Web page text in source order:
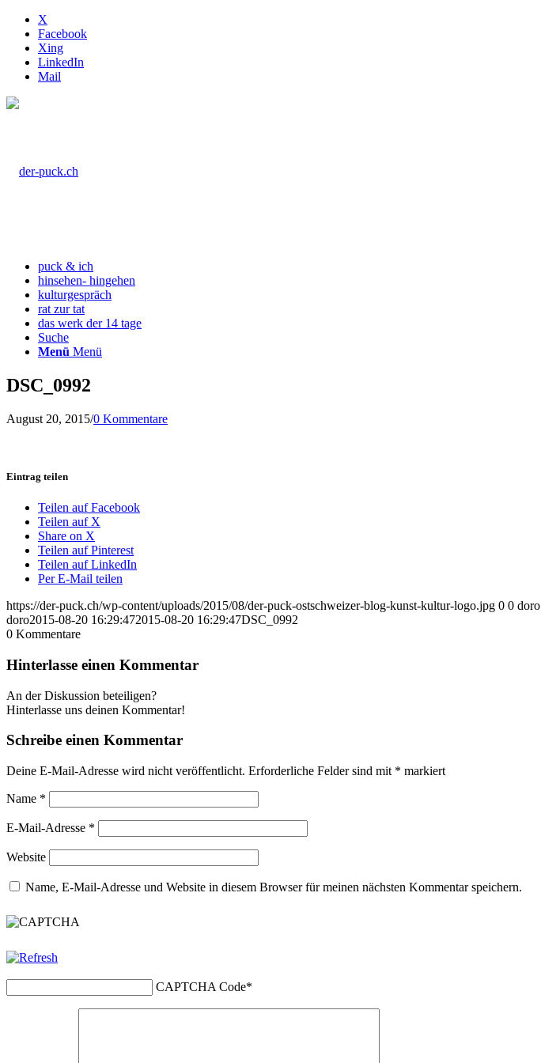
X
Facebook
Xing
LinkedIn
Mail
puck & ich
hinsehen- hingehen
kulturgespräch
rat zur tat
das werk der 14 tage
Suche
Menü Menü
DSC_0992
August 20, 2015/0 Kommentare
Eintrag teilen
Teilen auf Facebook
Teilen auf X
Share on X
Teilen auf Pinterest
Teilen auf LinkedIn
Per E-Mail teilen
https://der-puck.ch/wp-content/uploads/2015/08/der-puck-ostschweizer-blog-kunst-kultur-logo.jpg 0 0 doro
doro2015-08-20 16:29:472015-08-20 16:29:47DSC_0992
0 Kommentare
Hinterlasse einen Kommentar
An der Diskussion beteiligen?
Hinterlasse uns deinen Kommentar!
Schreibe einen Kommentar
Deine E-Mail-Adresse wird nicht veröffentlicht. Erforderliche Felder sind mit * markiert
Name *
E-Mail-Adresse *
Website
Name, E-Mail-Adresse und Website in diesem Browser für meinen nächsten Kommentar speichern.
CAPTCHA Code*